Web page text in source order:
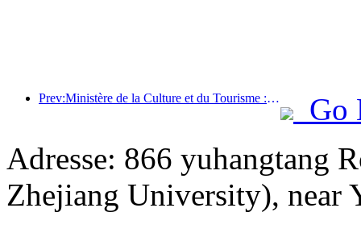
Prev:Ministère de la Culture et du Tourisme : Lancement de 22 activités thématiques réparties dans 7 grandes régions
Go
Adresse: 866 yuhangtang
Zhejiang University), near